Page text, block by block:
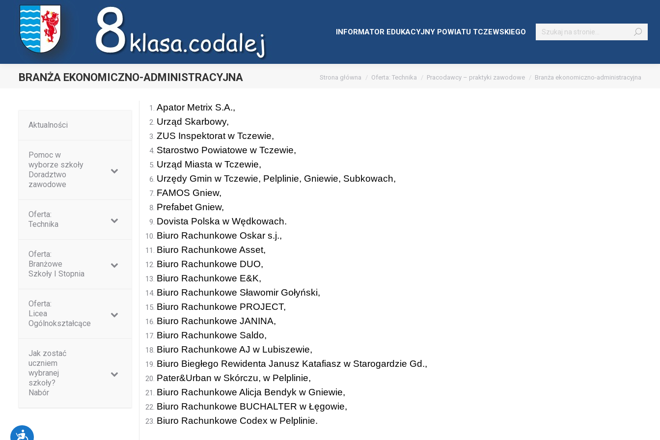
Uwaga:
witryna
zawiera
dostępności.
otworzyć
Dostępność
INFORMATOR EDUKACYJNY POWIATU TCZEWSKIEGO Szukaj:
BRANŻA EKONOMICZNO-ADMINISTRACYJNA Jesteś tutaj:
Strona główna Oferta: Technika Pracodawcy – praktyki zawodowe Branża ekonomiczno-administracyjna
Apator Metrix S.A.,
Urząd Skarbowy,
ZUS Inspektorat w Tczewie,
Starostwo Powiatowe w Tczewie,
Urząd Miasta w Tczewie,
Urzędy Gmin w Tczewie, Pelplinie, Gniewie, Subkowach,
FAMOS Gniew,
Prefabet Gniew,
Dovista Polska w Wędkowach.
Biuro Rachunkowe Oskar s.j.,
Biuro Rachunkowe Asset,
Biuro Rachunkowe DUO,
Biuro Rachunkowe E&K,
Biuro Rachunkowe Sławomir Gołyński,
Biuro Rachunkowe PROJECT,
Biuro Rachunkowe JANINA,
Biuro Rachunkowe Saldo,
Biuro Rachunkowe AJ w Lubiszewie,
Biuro Biegłego Rewidenta Janusz Katafiasz w Starogardzie Gd.,
Pater&Urban w Skórczu, w Pelplinie,
Biuro Rachunkowe Alicja Bendyk w Gniewie,
Biuro Rachunkowe BUCHALTER w Łęgowie,
Biuro Rachunkowe Codex w Pelplinie.
Aktualności
Pomoc w
wyborze szkoły
Doradztwo
zawodowe
Oferta:
Technika
Oferta:
Branżowe
Szkoły I Stopnia
Oferta:
Licea
Ogólnokształcące
Jak zostać
uczniem
wybranej
szkoły?
Nabór